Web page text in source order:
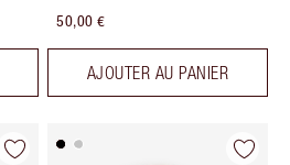
50,00 €
AJOUTER AU PANIER